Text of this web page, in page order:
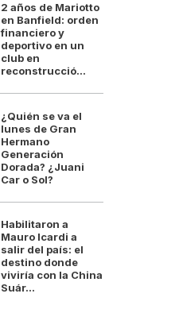
2 años de Mariotto
en Banfield: orden
financiero y
deportivo en un
club en
reconstrucció...
¿Quién se va el
lunes de Gran
Hermano
Generación
Dorada? ¿Juani
Car o Sol?
Habilitaron a
Mauro Icardi a
salir del país: el
destino donde
viviría con la China
Suár...